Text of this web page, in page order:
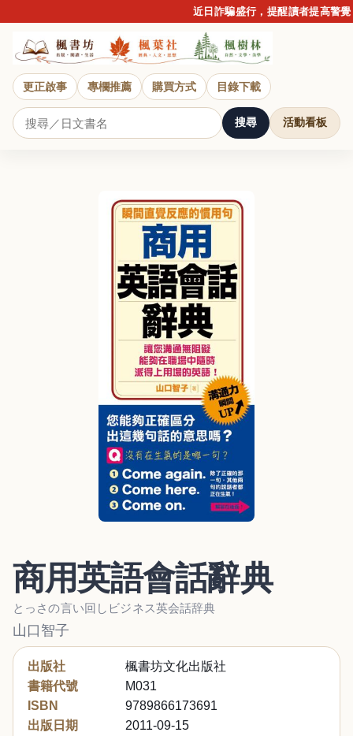
近日詐騙盛行，提醒讀者提高警覺
更正啟事 專欄推薦 購買方式 目錄下載
搜尋 活動看板
商用英語會話辭典
とっさの言い回しビジネス英会話辞典
山口智子
出版社
楓書坊文化出版社
書籍代號
M031
ISBN
9789866173691
出版日期
2011-09-15